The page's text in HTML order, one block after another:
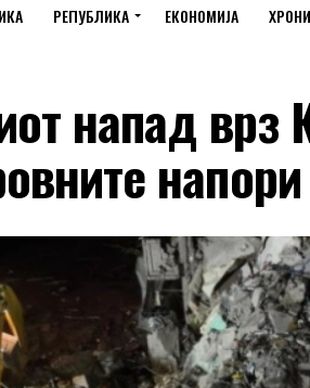
РЕПУБЛИКА ЕКОНОМИЈА
напад врз
напори